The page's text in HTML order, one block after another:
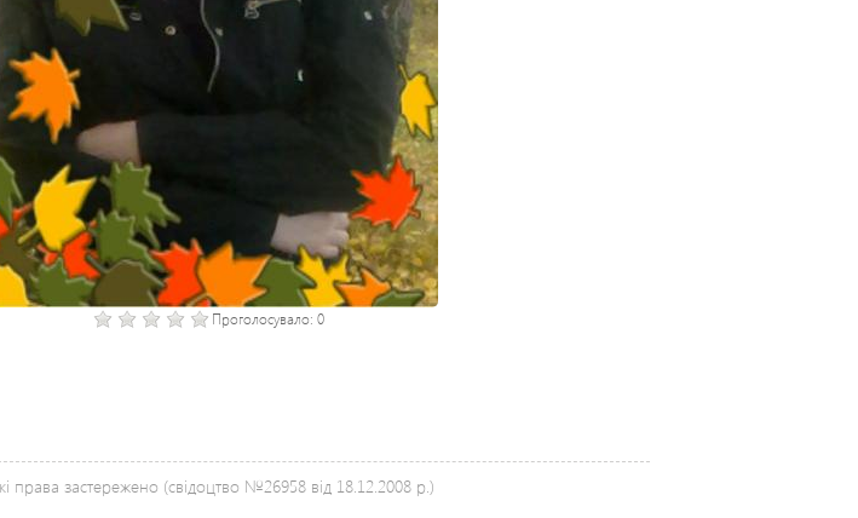
Проголосувало: 0
права застережено (свідоцтво №26958 від 18.12.2008 р.)